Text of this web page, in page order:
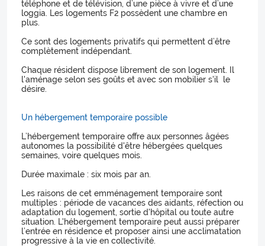
téléphone et de télévision, d’une pièce à vivre et d’une
loggia. Les logements F2 possèdent une chambre en
plus.
Ce sont des logements privatifs qui permettent d’être
complètement indépendant.
Chaque résident dispose librement de son logement. Il
l'aménage selon ses goûts et avec son mobilier s'il le
désire.
Un hébergement temporaire possible
L’hébergement temporaire offre aux personnes âgées
autonomes la possibilité d'être hébergées quelques
semaines, voire quelques mois.
Durée maximale : six mois par an.
Les raisons de cet emménagement temporaire sont
multiples : période de vacances des aidants, réfection ou
adaptation du logement, sortie d'hôpital ou toute autre
situation. L'hébergement temporaire peut aussi préparer
l’entrée en résidence et proposer ainsi une acclimatation
progressive à la vie en collectivité.